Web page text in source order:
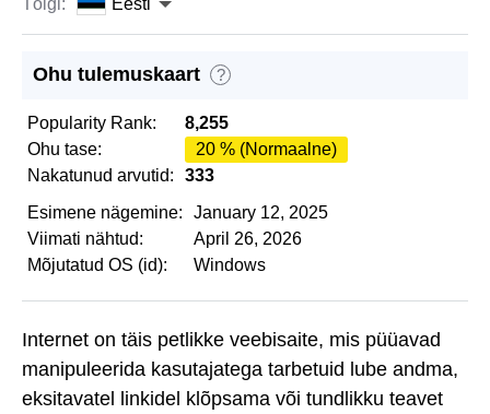
Tõlgi:
Eesti
Ohu tulemuskaart ?
Popularity Rank:
8,255
Ohu tase:
20 % (Normaalne)
Nakatunud arvutid:
333
Esimene nägemine:
January 12, 2025
Viimati nähtud:
April 26, 2026
Mõjutatud OS (id):
Windows
Internet on täis petlikke veebisaite, mis püüavad
manipuleerida kasutajatega tarbetuid lube andma,
eksitavatel linkidel klõpsama või tundlikku teavet